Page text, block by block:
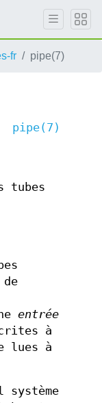
fr pipe(7)
pipe(7)
tubes
entrée
à
lues à